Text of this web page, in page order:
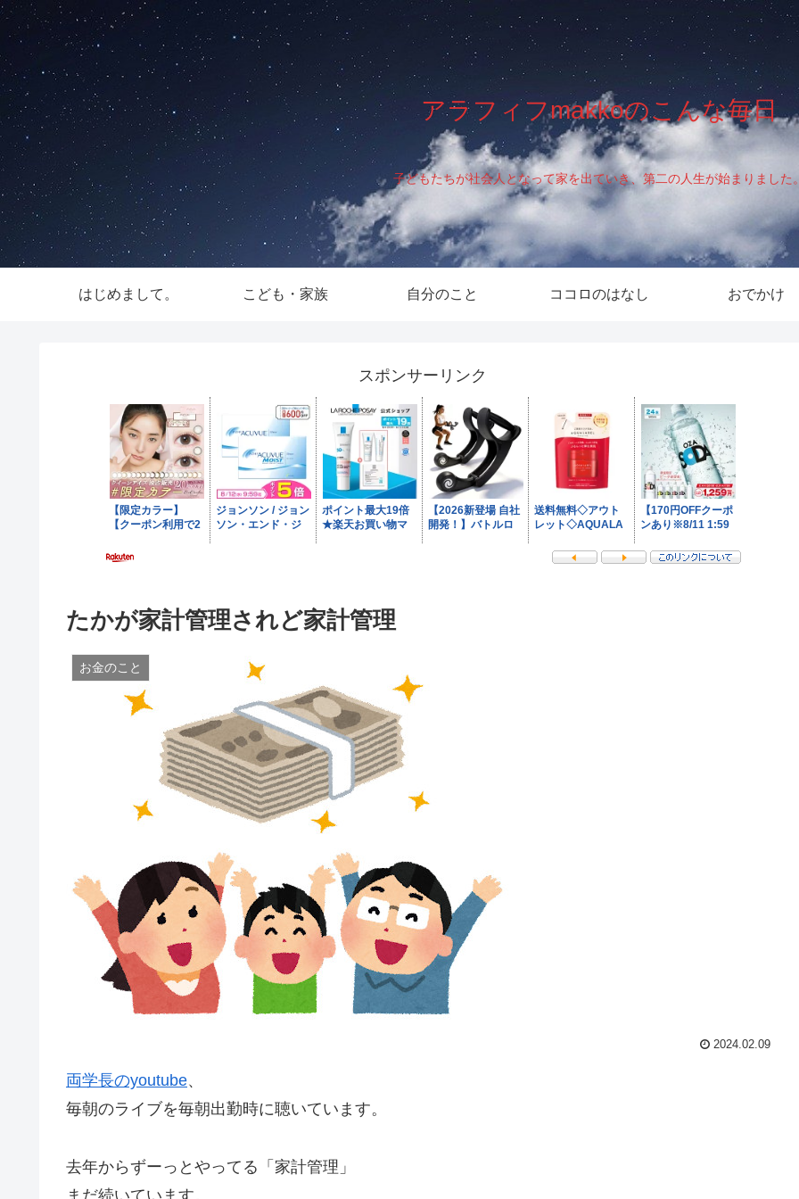
アラフィフmakkoのこんな毎日
子どもたちが社会人となって家を出ていき、第二の人生が始まりました。
はじめまして。 こども・家族 自分のこと ココロのはなし おでかけ
スポンサーリンク
たかが家計管理されど家計管理
お金のこと
2024.02.09
両学長のyoutube、
毎朝のライブを毎朝出勤時に聴いています。
去年からずーっとやってる「家計管理」
まだ続いています。